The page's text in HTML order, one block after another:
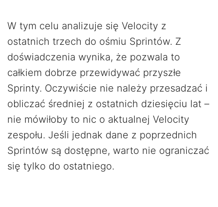
W tym celu analizuje się Velocity z
ostatnich trzech do ośmiu Sprintów. Z
doświadczenia wynika, że pozwala to
całkiem dobrze przewidywać przyszłe
Sprinty. Oczywiście nie należy przesadzać i
obliczać średniej z ostatnich dziesięciu lat –
nie mówiłoby to nic o aktualnej Velocity
zespołu. Jeśli jednak dane z poprzednich
Sprintów są dostępne, warto nie ograniczać
się tylko do ostatniego.